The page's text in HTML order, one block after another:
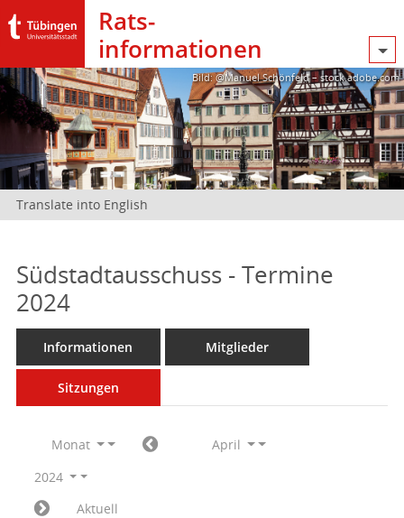
Rats­
informationen
Bild: @Manuel Schönfeld – stock.adobe.com
Translate into English
Südstadtausschuss - Termine
2024
Informationen Mitglieder
Sitzungen
Monat
April
2024
Aktuell